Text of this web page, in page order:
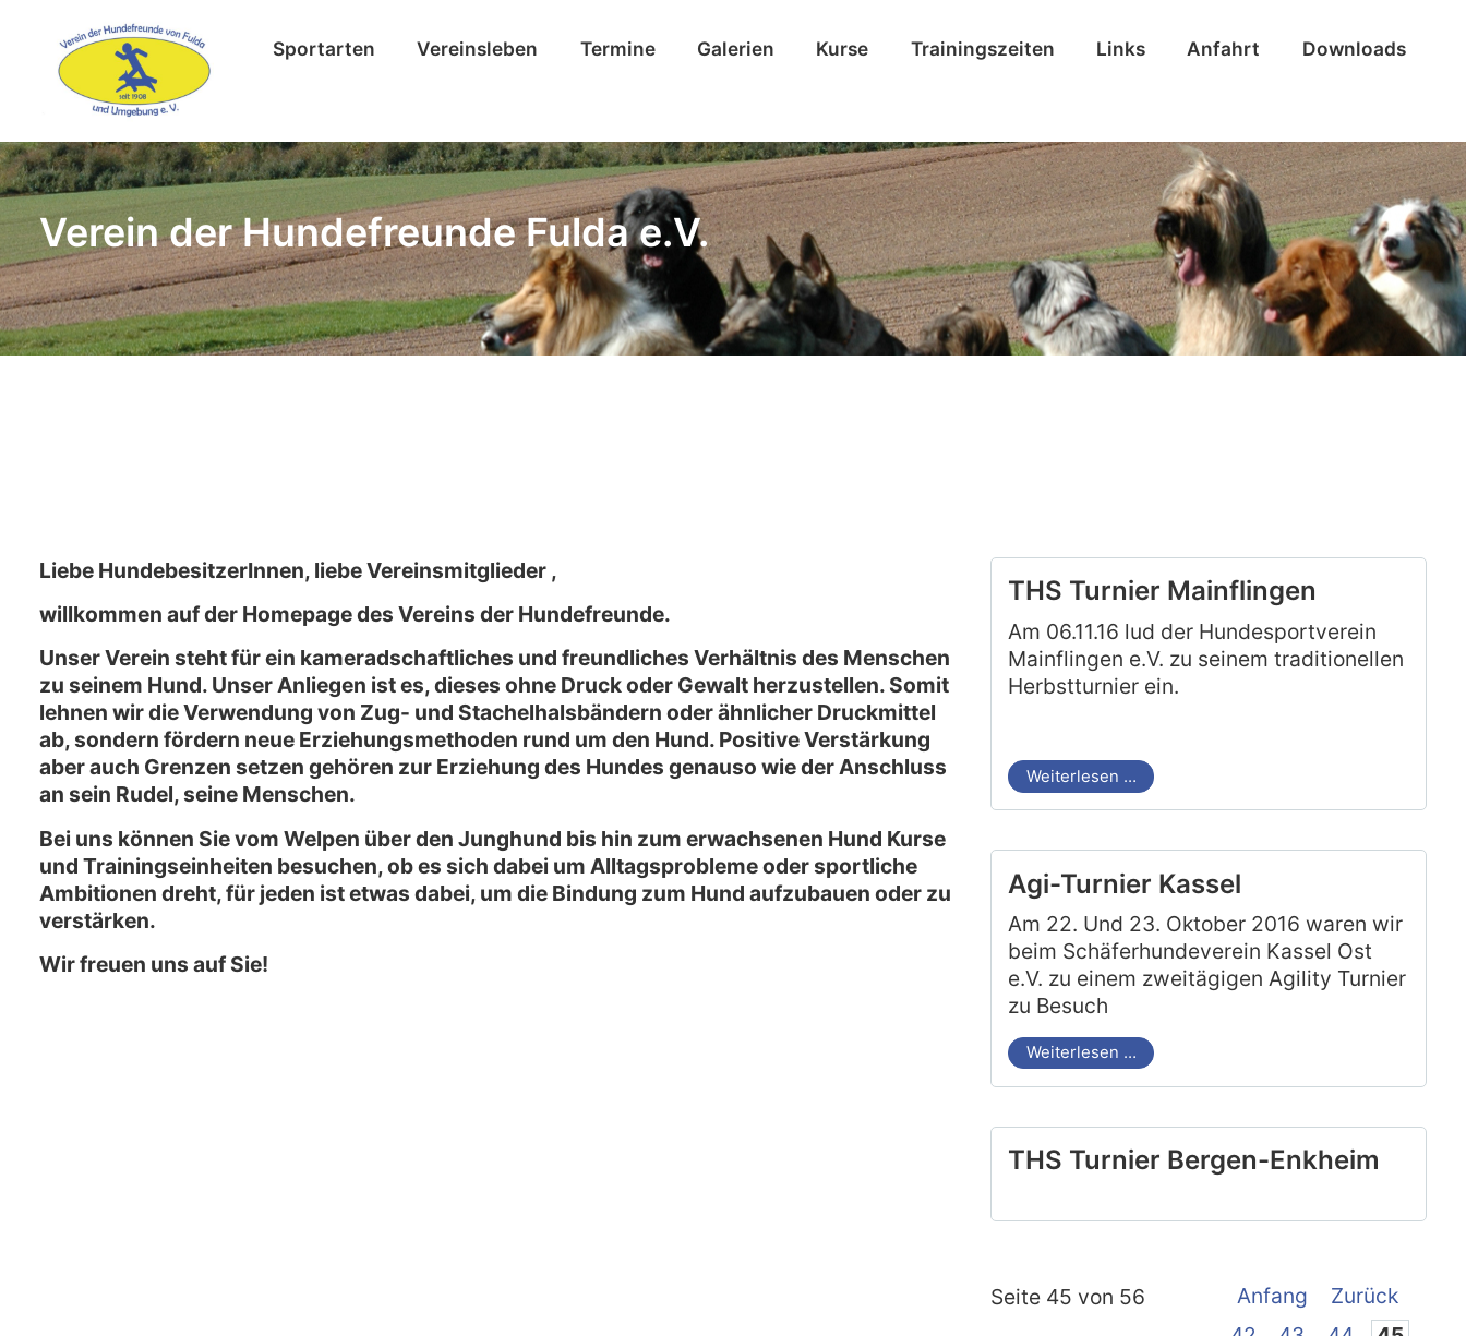
Sportarten Vereinsleben Termine Galerien Kurse Trainingszeiten Links Anfahrt Downloads
Verein der Hundefreunde Fulda e.V.
Liebe HundebesitzerInnen, liebe Vereinsmitglieder ,
willkommen auf der Homepage des Vereins der Hundefreunde.
Unser Verein steht für ein kameradschaftliches und freundliches Verhältnis des Menschen
zu seinem Hund. Unser Anliegen ist es, dieses ohne Druck oder Gewalt herzustellen. Somit
lehnen wir die Verwendung von Zug- und Stachelhalsbändern oder ähnlicher Druckmittel
ab, sondern fördern neue Erziehungsmethoden rund um den Hund. Positive Verstärkung
aber auch Grenzen setzen gehören zur Erziehung des Hundes genauso wie der Anschluss
an sein Rudel, seine Menschen.
Bei uns können Sie vom Welpen über den Junghund bis hin zum erwachsenen Hund Kurse
und Trainingseinheiten besuchen, ob es sich dabei um Alltagsprobleme oder sportliche
Ambitionen dreht, für jeden ist etwas dabei, um die Bindung zum Hund aufzubauen oder zu
verstärken.
Wir freuen uns auf Sie!
THS Turnier Mainflingen
Am 06.11.16 lud der Hundesportverein
Mainflingen e.V. zu seinem traditionellen
Herbstturnier ein.
Weiterlesen …
Agi-Turnier Kassel
Am 22. Und 23. Oktober 2016 waren wir
beim Schäferhundeverein Kassel Ost
e.V. zu einem zweitägigen Agility Turnier
zu Besuch
Weiterlesen …
THS Turnier Bergen-Enkheim
Seite 45 von 56 Anfang
Zurück